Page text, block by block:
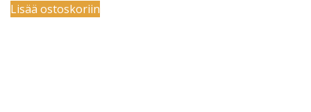
Lisää ostoskoriin